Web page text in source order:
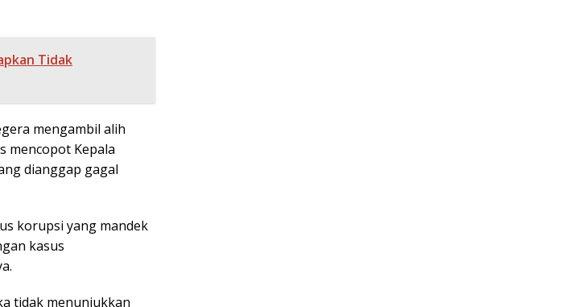
Tidak
mengambil alih
mencopot Kepala
dianggap gagal
korupsi yang mandek
kasus
tidak menunjukkan